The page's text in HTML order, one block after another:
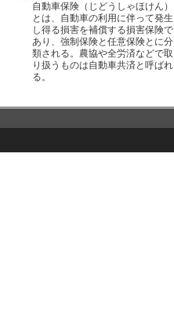
自動車保険（じどうしゃほけん）
とは、自動車の利用に伴って発生
し得る損害を補償する損害保険で
あり、強制保険と任意保険とに分
類される。農協や全労済などで取
り扱うものは自動車共済と呼ばれ
る。